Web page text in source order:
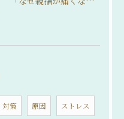
対策 原因 ストレス